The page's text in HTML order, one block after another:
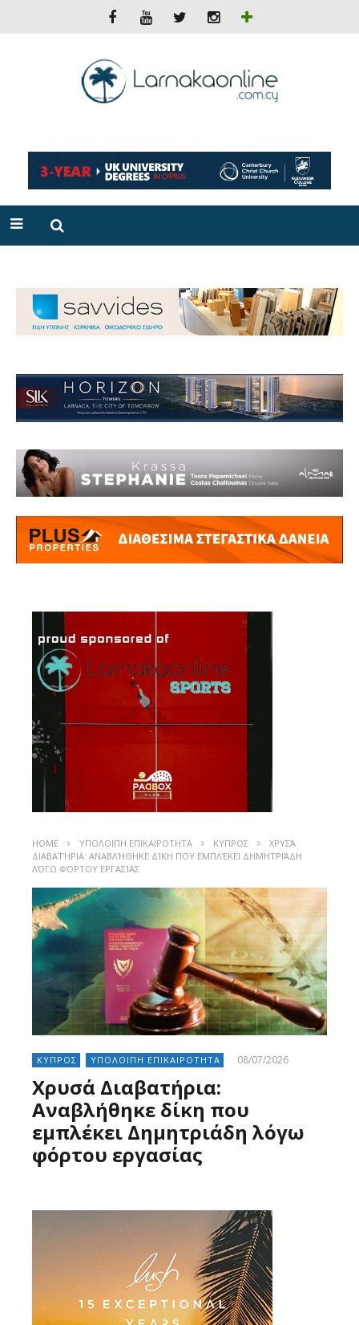
HOME ΥΠΟΛΟΙΠΗ ΕΠΙΚΑΙΡΟΤΗΤΑ ΚΥΠΡΟΣ
ΧΡΥΣΆ
ΔΙΑΒΑΤΉΡΙΑ: ΑΝΑΒΛΉΘΗΚΕ ΔΊΚΗ ΠΟΥ ΕΜΠΛΈΚΕΙ ΔΗΜΗΤΡΙΆΔΗ
ΛΌΓΩ ΦΌΡΤΟΥ ΕΡΓΑΣΊΑΣ
ΚΥΠΡΟΣ ΥΠΟΛΟΙΠΗ ΕΠΙΚΑΙΡΟΤΗΤΑ 08/07/2026
Χρυσά Διαβατήρια:
Αναβλήθηκε δίκη που
εμπλέκει Δημητριάδη λόγω
φόρτου εργασίας